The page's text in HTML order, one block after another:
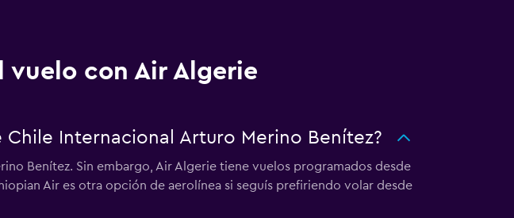
vuelo con Air Algerie
Internacional Arturo Merino Benítez?
Benítez. Sin embargo, Air Algerie tiene vuelos programados desde
Air es otra opción de aerolínea si seguís prefiriendo volar desde